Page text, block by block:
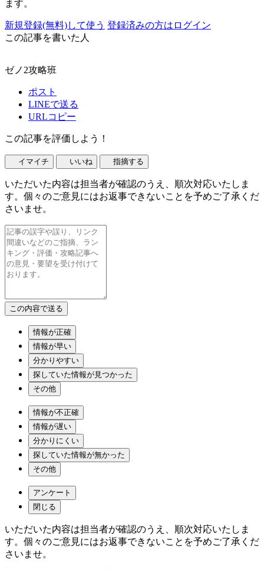
ます。
新規登録(無料)して使う 登録済みの方はログイン
この記事を書いた人
ゼノ2攻略班
ポスト
LINEで送る
URLコピー
この記事を評価しよう！
イマイチ いいね 指摘する
いただいた内容は担当者が確認のうえ、順次対応いたしま
す。個々のご意見にはお返事できないことを予めご了承くだ
さいませ。
情報が正確
情報が早い
分かりやすい
探していた情報が見つかった
その他
情報が不正確
情報が遅い
分かりにくい
探していた情報が無かった
その他
アンケート
閉じる
いただいた内容は担当者が確認のうえ、順次対応いたしま
す。個々のご意見にはお返事できないことを予めご了承くだ
さいませ。